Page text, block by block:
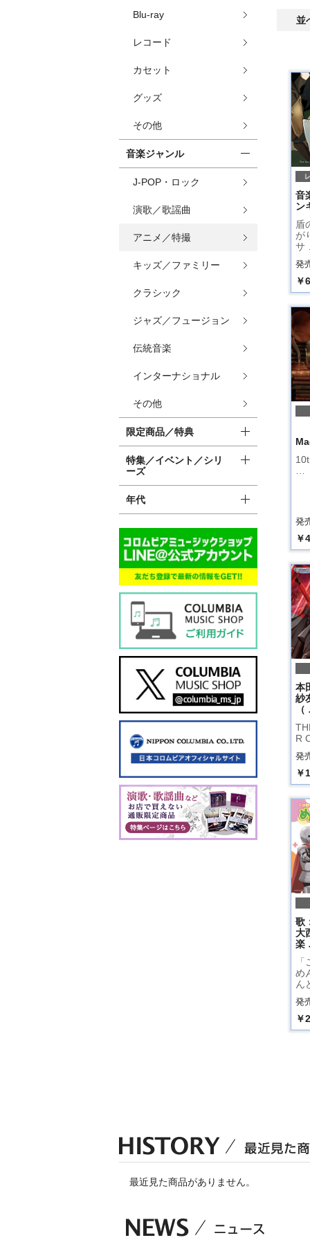
並
音
ン
盾
が
サ
発
￥
発
￥
本
紗
R
発
￥
歌
大
楽
め
ん
発
￥
Blu-ray
レコード
カセット
グッズ
その他
音楽ジャンル
J-POP・ロック
演歌／歌謡曲
アニメ／特撮
キッズ／ファミリー
クラシック
ジャズ／フュージョン
伝統音楽
インターナショナル
その他
限定商品／特典
特集／イベント／シリ
ーズ
年代
最近見た商品がありません。